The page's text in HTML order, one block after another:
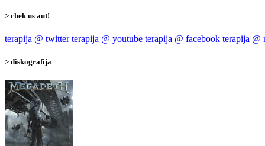
> chek us aut!
terapija @ twitter terapija @ youtube terapija @ facebook terapija @
> diskografija